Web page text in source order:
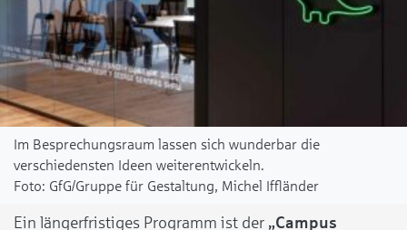
Im Besprechungsraum lassen sich wunderbar die
verschiedensten Ideen weiterentwickeln.
GfG/Gruppe für Gestaltung, Michel Iffländer
Ein längerfristiges Programm ist der „Campus